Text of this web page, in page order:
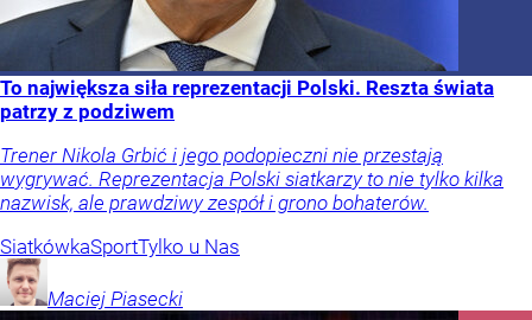
To największa siła reprezentacji Polski. Reszta świata
patrzy z podziwem
Trener Nikola Grbić i jego podopieczni nie przestają
wygrywać. Reprezentacja Polski siatkarzy to nie tylko kilka
nazwisk, ale prawdziwy zespół i grono bohaterów.
SiatkówkaSportTylko u Nas
Maciej Piasecki